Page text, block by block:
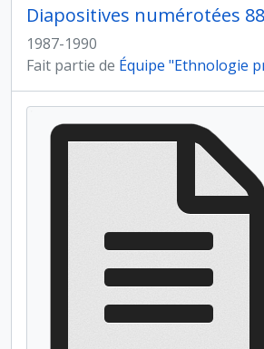
1987-1990
Fait partie de Équipe "Ethnologie